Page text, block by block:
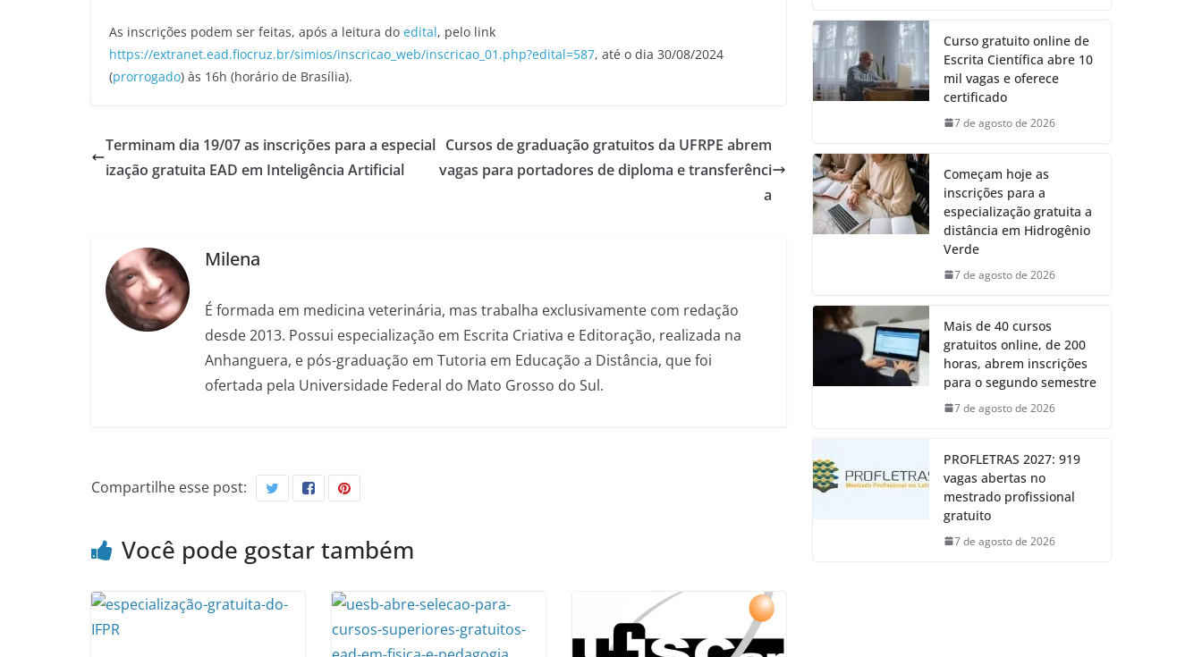
As inscrições podem ser feitas, após a leitura do edital, pelo link
https://extranet.ead.fiocruz.br/simios/inscricao_web/inscricao_01.php?edital=587, até o dia 30/08/2024
(prorrogado) às 16h (horário de Brasília).
Terminam dia 19/07 as inscrições para a especial
ização gratuita EAD em Inteligência Artificial
Cursos de graduação gratuitos da UFRPE abrem
vagas para portadores de diploma e transferênci
a
Milena
É formada em medicina veterinária, mas trabalha exclusivamente com redação
desde 2013. Possui especialização em Escrita Criativa e Editoração, realizada na
Anhanguera, e pós-graduação em Tutoria em Educação a Distância, que foi
ofertada pela Universidade Federal do Mato Grosso do Sul.
Compartilhe esse post:
Você pode gostar também
Curso gratuito online de
Escrita Científica abre 10
mil vagas e oferece
certificado
7 de agosto de 2026
Começam hoje as
inscrições para a
especialização gratuita a
distância em Hidrogênio
Verde
7 de agosto de 2026
Mais de 40 cursos
gratuitos online, de 200
horas, abrem inscrições
para o segundo semestre
7 de agosto de 2026
PROFLETRAS 2027: 919
vagas abertas no
mestrado profissional
gratuito
7 de agosto de 2026